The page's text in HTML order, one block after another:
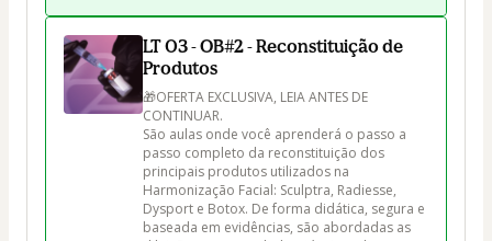
LT 03 - OB#2 - Reconstituição de
Produtos
🎁OFERTA EXCLUSIVA, LEIA ANTES DE
CONTINUAR.
São aulas onde você aprenderá o passo a
passo completo da reconstituição dos
principais produtos utilizados na
Harmonização Facial: Sculptra, Radiesse,
Dysport e Botox. De forma didática, segura e
baseada em evidências, são abordadas as